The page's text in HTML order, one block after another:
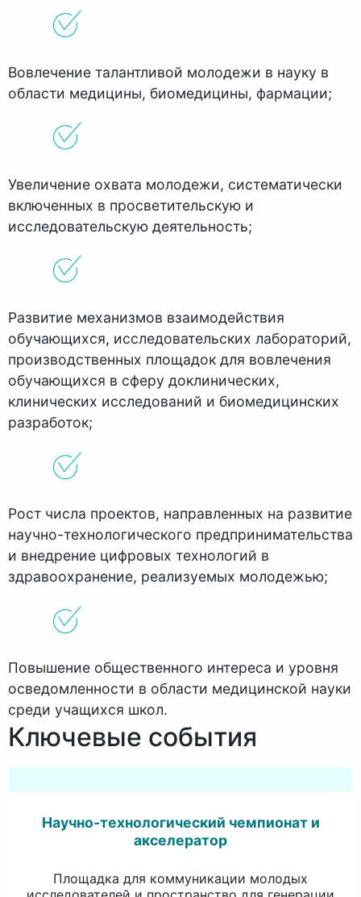
Вовлечение талантливой молодежи в науку в
области медицины, биомедицины, фармации;
Увеличение охвата молодежи, систематически
включенных в просветительскую и
исследовательскую деятельность;
Развитие механизмов взаимодействия
обучающихся, исследовательских лабораторий,
производственных площадок для вовлечения
обучающихся в сферу доклинических,
клинических исследований и биомедицинских
разработок;
Рост числа проектов, направленных на развитие
научно-технологического предпринимательства
и внедрение цифровых технологий в
здравоохранение, реализуемых молодежью;
Повышение общественного интереса и уровня
осведомленности в области медицинской науки
среди учащихся школ.
Ключевые события
Научно-технологический чемпионат и
акселератор
Площадка для коммуникации молодых